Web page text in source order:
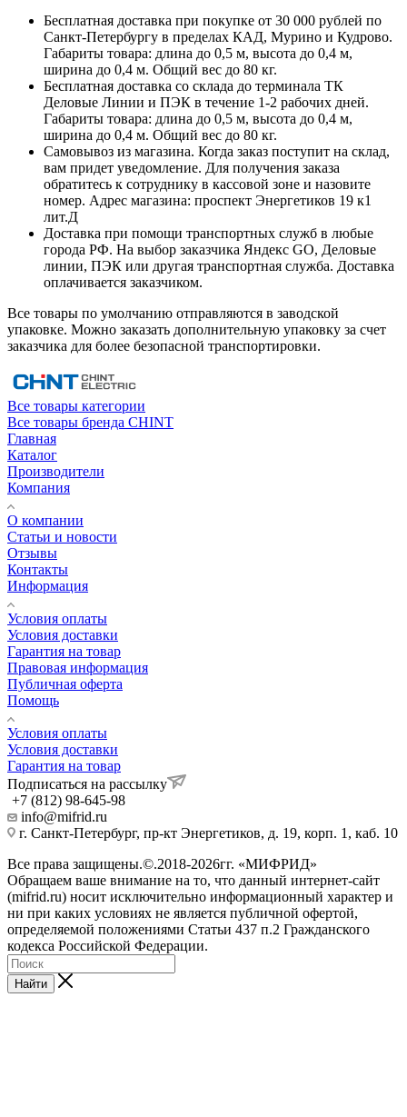
Бесплатная доставка при покупке от 30 000 рублей по
Санкт-Петербургу в пределах КАД, Мурино и Кудрово.
Габариты товара: длина до 0,5 м, высота до 0,4 м,
ширина до 0,4 м. Общий вес до 80 кг.
Бесплатная доставка со склада до терминала ТК
Деловые Линии и ПЭК в течение 1-2 рабочих дней.
Габариты товара: длина до 0,5 м, высота до 0,4 м,
ширина до 0,4 м. Общий вес до 80 кг.
Самовывоз из магазина. Когда заказ поступит на склад,
вам придет уведомление. Для получения заказа
обратитесь к сотруднику в кассовой зоне и назовите
номер. Адрес магазина: проспект Энергетиков 19 к1
лит.Д
Доставка при помощи транспортных служб в любые
города РФ. На выбор заказчика Яндекс GO, Деловые
линии, ПЭК или другая транспортная служба. Доставка
оплачивается заказчиком.
Все товары по умолчанию отправляются в заводской
упаковке. Можно заказать дополнительную упаковку за счет
заказчика для более безопасной транспортировки.
Все товары категории
Все товары бренда CHINT
Главная
Каталог
Производители
Компания
О компании
Статьи и новости
Отзывы
Контакты
Информация
Условия оплаты
Условия доставки
Гарантия на товар
Правовая информация
Публичная оферта
Помощь
Условия оплаты
Условия доставки
Гарантия на товар
Подписаться на рассылку
+7 (812) 98-645-98
info@mifrid.ru
г. Санкт-Петербург, пр-кт Энергетиков, д. 19, корп. 1, каб. 10
Все права защищены.©.2018-2026гг. «МИФРИД»
Обращаем ваше внимание на то, что данный интернет-сайт
(mifrid.ru) носит исключительно информационный характер и
ни при каких условиях не является публичной офертой,
определяемой положениями Статьи 437 п.2 Гражданского
кодекса Российской Федерации.
Найти